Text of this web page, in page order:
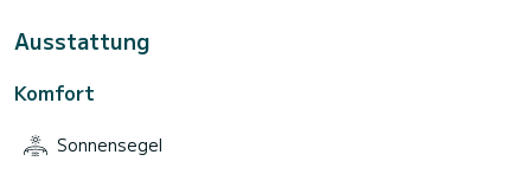
Ausstattung
Komfort
Sonnensegel